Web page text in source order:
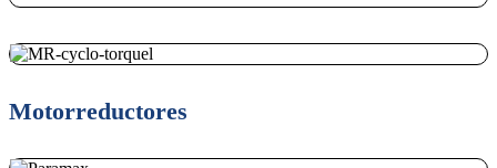
Motorreductores